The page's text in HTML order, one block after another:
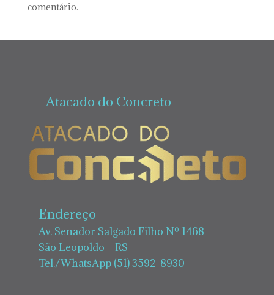
comentário.
Atacado do Concreto
Endereço
Av. Senador Salgado Filho Nº 1468
São Leopoldo – RS
Tel./WhatsApp (51) 3592-8930